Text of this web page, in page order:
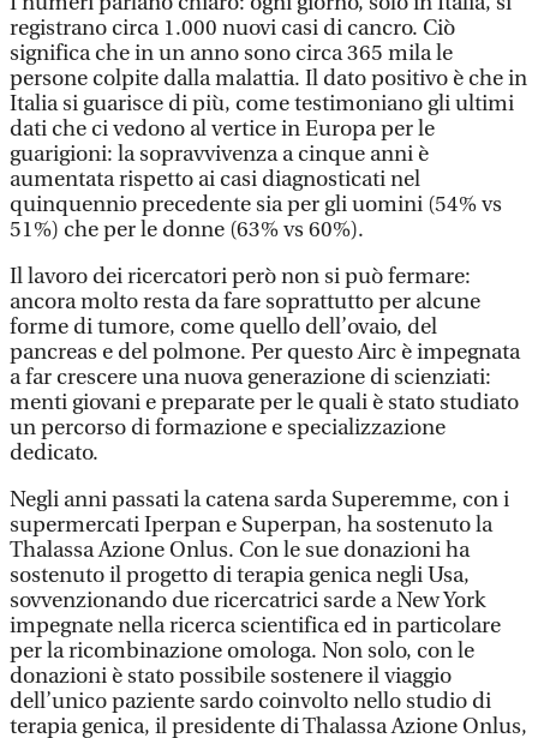
registrano circa 1.000 nuovi casi di cancro. Ciò
significa che in un anno sono circa 365 mila le
persone colpite dalla malattia. Il dato positivo è che in
Italia si guarisce di più, come testimoniano gli ultimi
dati che ci vedono al vertice in Europa per le
guarigioni: la sopravvivenza a cinque anni è
aumentata rispetto ai casi diagnosticati nel
quinquennio precedente sia per gli uomini (54% vs
51%) che per le donne (63% vs 60%).
Il lavoro dei ricercatori però non si può fermare:
ancora molto resta da fare soprattutto per alcune
forme di tumore, come quello dell’ovaio, del
pancreas e del polmone. Per questo Airc è impegnata
a far crescere una nuova generazione di scienziati:
menti giovani e preparate per le quali è stato studiato
un percorso di formazione e specializzazione
dedicato.
Negli anni passati la catena sarda Superemme, con i
supermercati Iperpan e Superpan, ha sostenuto la
Thalassa Azione Onlus. Con le sue donazioni ha
sostenuto il progetto di terapia genica negli Usa,
sovvenzionando due ricercatrici sarde a New York
impegnate nella ricerca scientifica ed in particolare
per la ricombinazione omologa. Non solo, con le
donazioni è stato possibile sostenere il viaggio
dell’unico paziente sardo coinvolto nello studio di
terapia genica, il presidente di Thalassa Azione Onlus,